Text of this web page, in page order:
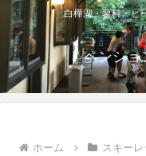
白樺湖・蓼科・ビ
ペンショ
ホーム スキーレ